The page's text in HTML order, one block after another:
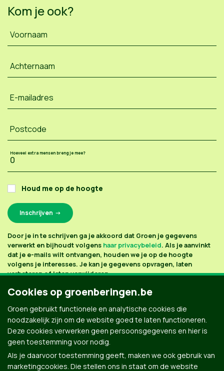
Kom je ook?
Voornaam
Achternaam
E-mailadres
Postcode
Hoeveel extra mensen breng je mee?
Houd me op de hoogte
Door je in te schrijven ga je akkoord dat Groen je gegevens
verwerkt en bijhoudt volgens haar privacybeleid. Als je aanvinkt
dat je e-mails wilt ontvangen, houden we je op de hoogte
volgens je interesses. Je kan je gegevens opvragen, laten
verbeteren of laten verwijderen.
Cookies op groenberingen.be
Groen gebruikt functionele en analytische cookies die
noodzakelijk zijn om de website goed te laten functioneren.
Deze cookies verwerken geen persoonsgegevens en hier is
geen toestemming voor nodig.
Als je daarvoor toestemming geeft, maken we ook gebruik van
marketingcookies. Die stellen ons in staat om de website